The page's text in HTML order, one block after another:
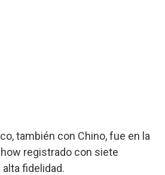
también con Chino, fue en la
registrado con siete
fidelidad.